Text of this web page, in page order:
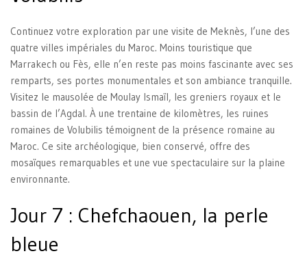
Continuez votre exploration par une visite de Meknès, l’une des
quatre villes impériales du Maroc. Moins touristique que
Marrakech ou Fès, elle n’en reste pas moins fascinante avec ses
remparts, ses portes monumentales et son ambiance tranquille.
Visitez le mausolée de Moulay Ismaïl, les greniers royaux et le
bassin de l’Agdal. À une trentaine de kilomètres, les ruines
romaines de Volubilis témoignent de la présence romaine au
Maroc. Ce site archéologique, bien conservé, offre des
mosaïques remarquables et une vue spectaculaire sur la plaine
environnante.
Jour 7 : Chefchaouen, la perle
bleue